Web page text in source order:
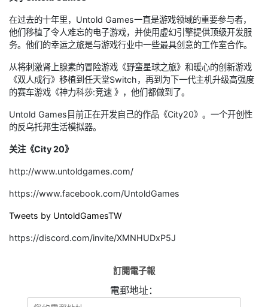
在过去的十年里，Untold Games一直是游戏领域的重要参与者，
他们移植了令人难忘的电子游戏，并使用虚幻引擎提供顶级开发服
务。他们的幸运之旅是与游戏行业中一些最具创意的工作室合作。
从将刺激肾上腺素的冒险游戏《野蛮星球之旅》和暖心的创新游戏
《双人成行》移植到任天堂Switch，再到为下一代主机升级高强度
的赛车游戏《神力科莎:竞速 》，他们都做到了。
Untold Games目前正在开发自己的作品《City20》。一个开创性
的反乌托邦生活模拟器。
关注《City 20》
http://www.untoldgames.com/
https://www.facebook.com/UntoldGames
Tweets by UntoldGamesTW
https://discord.com/invite/XMNHUDxP5J
訂閱電子報
電郵地址：